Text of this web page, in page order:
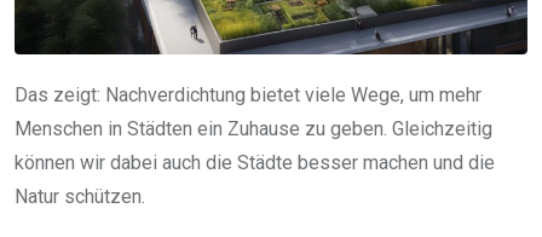
Das zeigt: Nachverdichtung bietet viele Wege, um mehr
Menschen in Städten ein Zuhause zu geben. Gleichzeitig
können wir dabei auch die Städte besser machen und die
Natur schützen.